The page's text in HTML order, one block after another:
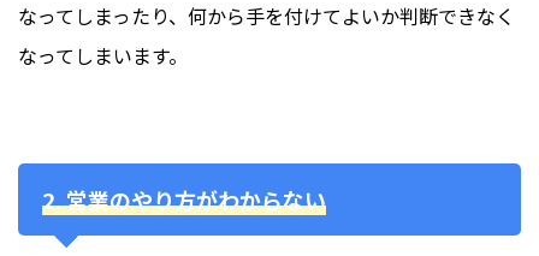
なってしまったり、何から手を付けてよいか判断できなく
なってしまいます。
2. 営業のやり方がわからない